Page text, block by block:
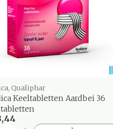
Qualiphar
Keeltabletten Aardbei 36